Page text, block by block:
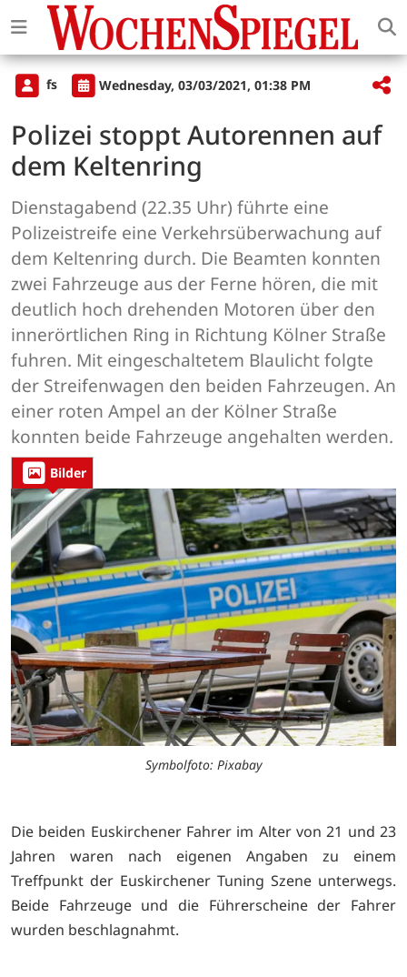
fs Wednesday, 03/03/2021, 01:38 PM
Polizei stoppt Autorennen auf
dem Keltenring
Dienstagabend (22.35 Uhr) führte eine
Polizeistreife eine Verkehrsüberwachung auf
dem Keltenring durch. Die Beamten konnten
zwei Fahrzeuge aus der Ferne hören, die mit
deutlich hoch drehenden Motoren über den
innerörtlichen Ring in Richtung Kölner Straße
fuhren. Mit eingeschaltetem Blaulicht folgte
der Streifenwagen den beiden Fahrzeugen. An
einer roten Ampel an der Kölner Straße
konnten beide Fahrzeuge angehalten werden.
Bilder
Symbolfoto: Pixabay
Die beiden Euskirchener Fahrer im Alter von 21 und 23
Jahren waren nach eigenen Angaben zu einem
Treffpunkt der Euskirchener Tuning Szene unterwegs.
Beide Fahrzeuge und die Führerscheine der Fahrer
wurden beschlagnahmt.